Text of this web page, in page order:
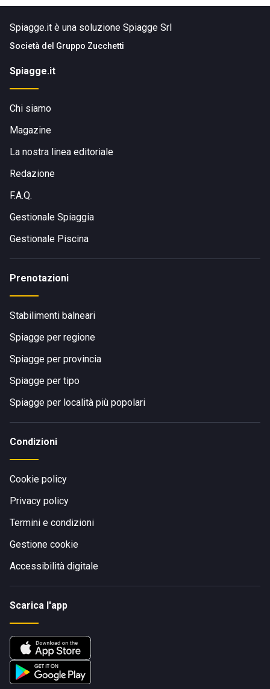
Spiagge.it è una soluzione Spiagge Srl
Società del Gruppo Zucchetti
Spiagge.it
Chi siamo
Magazine
La nostra linea editoriale
Redazione
F.A.Q.
Gestionale Spiaggia
Gestionale Piscina
Prenotazioni
Stabilimenti balneari
Spiagge per regione
Spiagge per provincia
Spiagge per tipo
Spiagge per località più popolari
Condizioni
Cookie policy
Privacy policy
Termini e condizioni
Gestione cookie
Accessibilità digitale
Scarica l'app